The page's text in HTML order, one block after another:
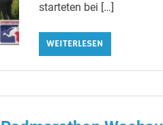
starteten bei […]
WEITERLESEN